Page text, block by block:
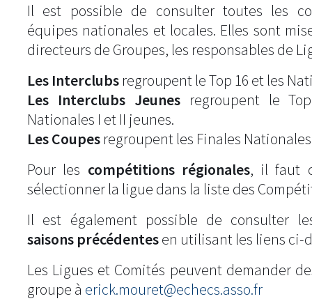
Il est possible de consulter toutes les
équipes nationales et locales. Elles sont
directeurs de Groupes, les responsables de
Les Interclubs regroupent le Top 16 et les
Les Interclubs Jeunesregroupent le
Nationales I et II jeunes.
Les Coupes regroupent les Finales
Pour les compétitions régionales, il faut
sélectionner la ligue dans la liste des
Il est également possible de consulter
saisons précédentesen utilisant les liens ci-
Les Ligues et Comités peuvent demander
groupe à erick.mouret@echecs.asso.fr